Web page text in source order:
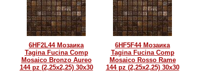
6HF2L44 Мозаика
Tagina Fucina Comp
Mosaico Bronzo Aureo
144 pz (2,25x2,25) 30x30
6HF5F44 Мозаика
Tagina Fucina Comp
Mosaico Rosso Rame
144 pz (2,25x2,25) 30x30